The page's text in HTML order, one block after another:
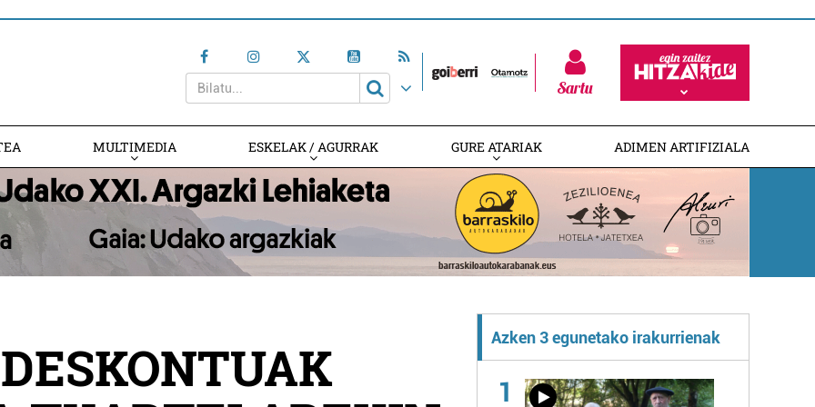
Sartu
MULTIMEDIA ESKELAK / AGURRAK GURE ATARIAK ADIMEN ARTIFIZIALA
Azken 3 egunetako irakurrienak
1